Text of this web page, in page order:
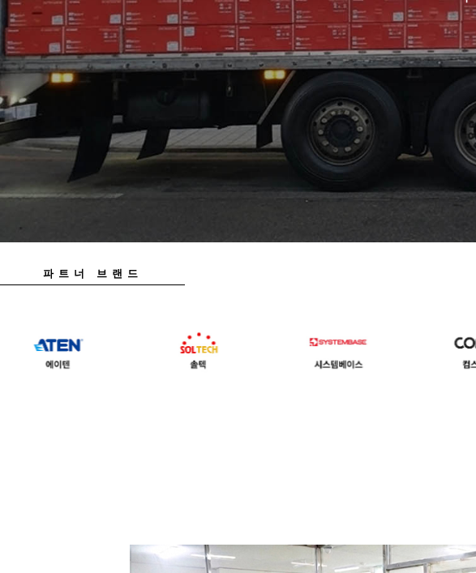
파트너 브랜드